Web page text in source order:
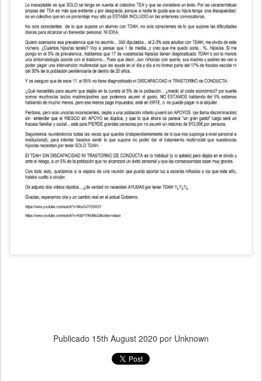
Publicado 15th August 2020 por Unknown